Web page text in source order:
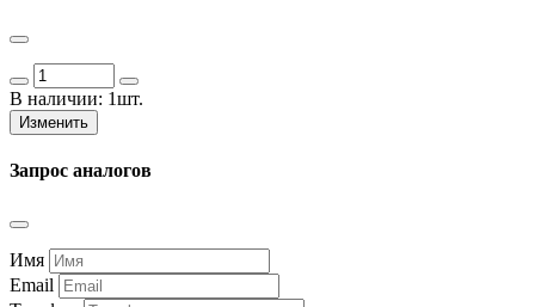
В наличии: 1шт.
Изменить
Запрос аналогов
Имя
Email